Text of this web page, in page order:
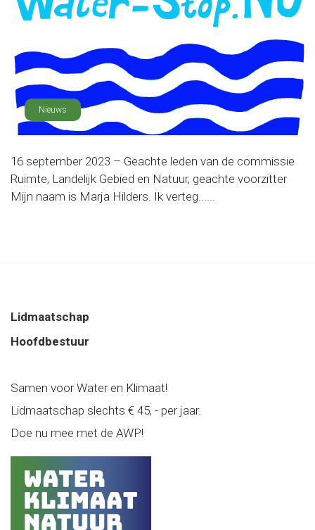
Nieuws
16 september 2023 – Geachte leden van de commissie
Ruimte, Landelijk Gebied en Natuur, geachte voorzitter
Mijn naam is Marja Hilders. Ik verteg......
Lidmaatschap
Hoofdbestuur
Samen voor Water en Klimaat!
Lidmaatschap slechts € 45, - per jaar.
Doe nu mee met de AWP!